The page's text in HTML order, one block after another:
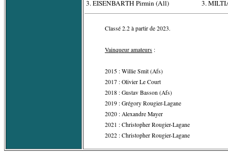
3. EISENBARTH Pirmin (All)
3.
Classé 2.2 à partir de 2023.
Vainqueur amateurs :
2015 : Willie Smit (Afs)
2017 : Olivier Le Court
2018 : Gustav Basson (Afs)
2019 : Grégory Rougier-Lagane
2020 : Alexandre Mayer
2021 : Christopher Rougier-Lagane
2022 : Christopher Rougier-Lagane